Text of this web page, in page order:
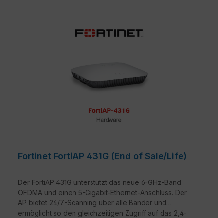
Fortinet FortiAP 431G (End of Sale/Life)
Der FortiAP 431G unterstützt das neue 6-GHz-Band,
OFDMA und einen 5-Gigabit-Ethernet-Anschluss. Der
AP bietet 24/7-Scanning über alle Bänder und
ermöglicht so den gleichzeitigen Zugriff auf das 2,4-